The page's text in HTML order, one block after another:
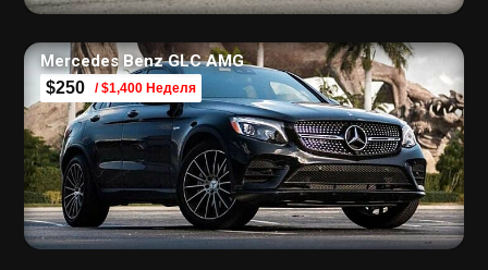
Mercedes Benz GLC AMG
$250 / $1,400 Неделя